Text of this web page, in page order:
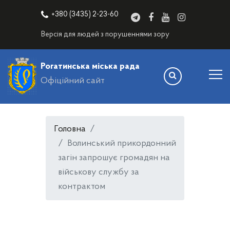
+380 (3435) 2-23-60
Версія для людей з порушеннями зору
Рогатинська міська рада
Офіційний сайт
Головна
Волинський прикордонний
загін запрошує громадян на
військову службу за
контрактом